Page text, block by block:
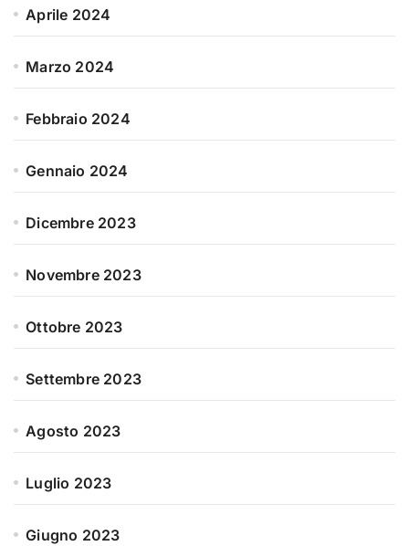
Aprile 2024
Marzo 2024
Febbraio 2024
Gennaio 2024
Dicembre 2023
Novembre 2023
Ottobre 2023
Settembre 2023
Agosto 2023
Luglio 2023
Giugno 2023